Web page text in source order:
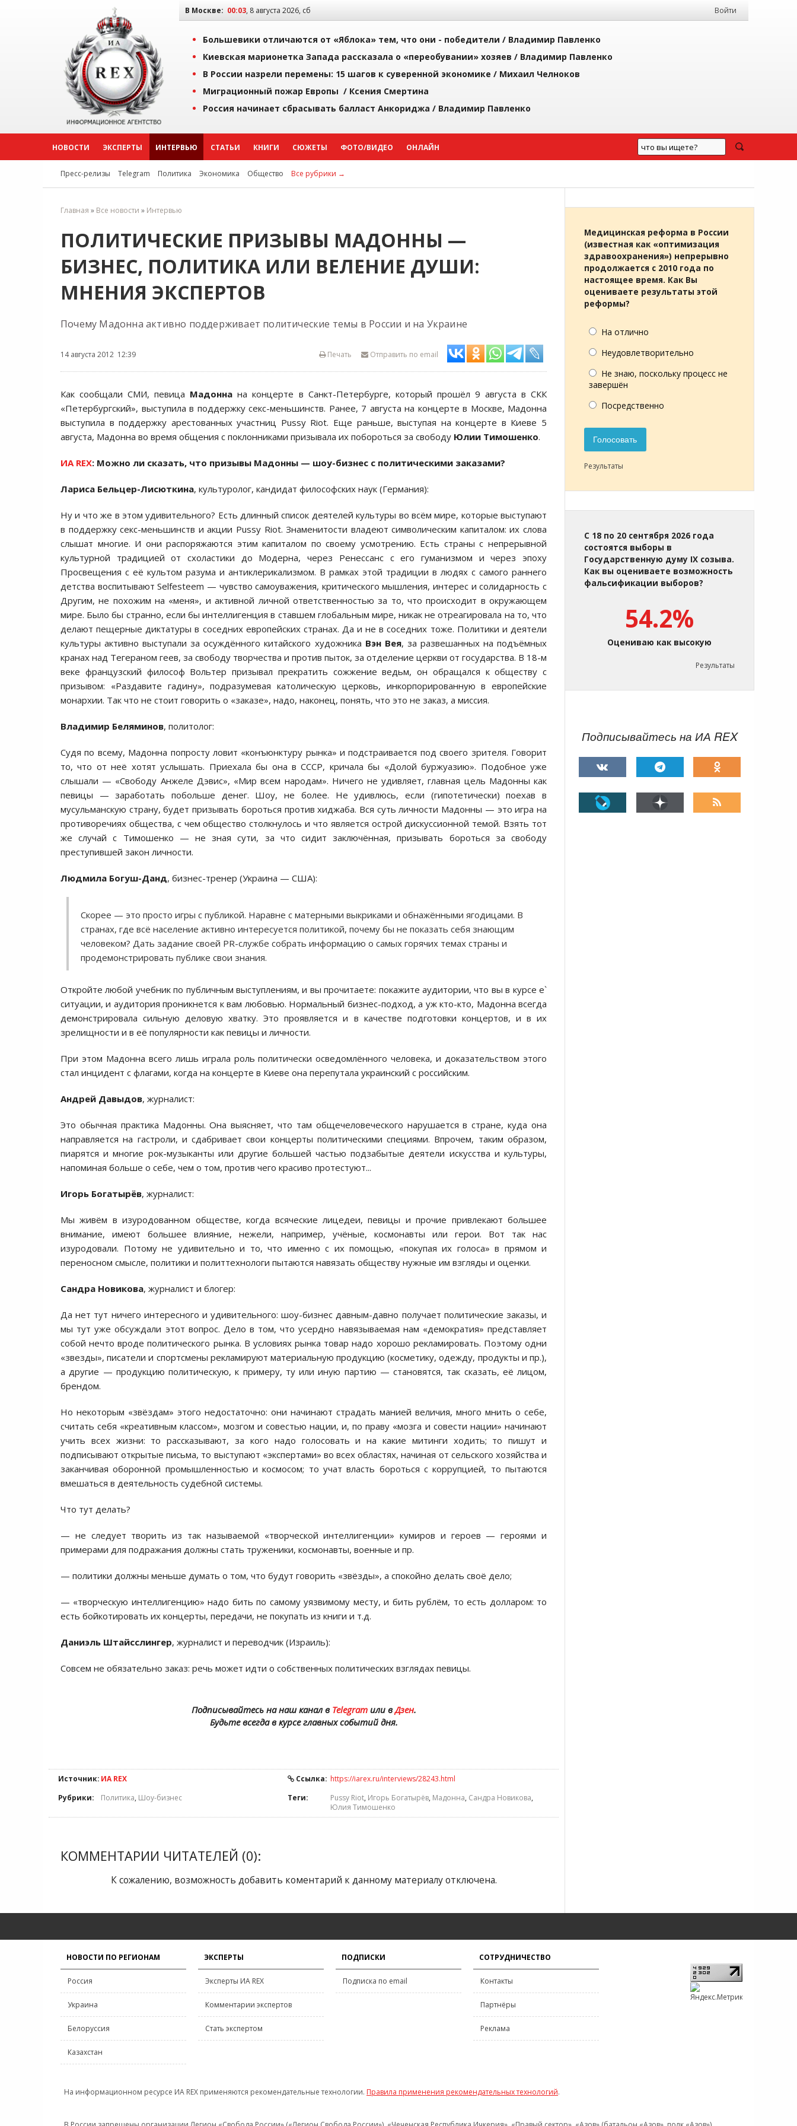
В Москве: 00:03, 8 августа 2026, сб Войти
Большевики отличаются от «Яблока» тем, что они - победители / Владимир Павленко
Киевская марионетка Запада рассказала о «переобувании» хозяев / Владимир Павленко
В России назрели перемены: 15 шагов к суверенной экономике / Михаил Челноков
Миграционный пожар Европы / Ксения Смертина
Россия начинает сбрасывать балласт Анкориджа / Владимир Павленко
НОВОСТИ ЭКСПЕРТЫ ИНТЕРВЬЮ СТАТЬИ КНИГИ СЮЖЕТЫ ФОТО/ВИДЕО ОНЛАЙН
Пресс-релизы Telegram Политика Экономика Общество Все рубрики →
Главная » Все новости » Интервью
ПОЛИТИЧЕСКИЕ ПРИЗЫВЫ МАДОННЫ —
БИЗНЕС, ПОЛИТИКА ИЛИ ВЕЛЕНИЕ ДУШИ:
МНЕНИЯ ЭКСПЕРТОВ
Почему Мадонна активно поддерживает политические темы в России и на Украине
14 августа 2012 12:39 Отправить по email
Печать
Как сообщали СМИ, певица Мадонна на концерте в Санкт-Петербурге, который прошёл 9 августа в СКК
«Петербургский», выступила в поддержку секс-меньшинств. Ранее, 7 августа на концерте в Москве, Мадонна
выступила в поддержку арестованных участниц Pussy Riot. Еще раньше, выступая на концерте в Киеве 5
августа, Мадонна во время общения с поклонниками призывала их побороться за свободу Юлии Тимошенко.
ИА REX: Можно ли сказать, что призывы Мадонны — шоу-бизнес с политическими заказами?
Лариса Бельцер-Лисюткина, культуролог, кандидат философских наук (Германия):
Ну и что же в этом удивительного? Есть длинный список деятелей культуры во всём мире, которые выступают
в поддержку секс-меньшинств и акции Pussy Riot. Знаменитости владеют символическим капиталом: их слова
слышат многие. И они распоряжаются этим капиталом по своему усмотрению. Есть страны с непрерывной
культурной традицией от схоластики до Модерна, через Ренессанс с его гуманизмом и через эпоху
Просвещения с её культом разума и антиклерикализмом. В рамках этой традиции в людях с самого раннего
детства воспитывают Selfesteem — чувство самоуважения, критического мышления, интерес и солидарность с
Другим, не похожим на «меня», и активной личной ответственностью за то, что происходит в окружающем
мире. Было бы странно, если бы интеллигенция в ставшем глобальным мире, никак не отреагировала на то, что
делают пещерные диктатуры в соседних европейских странах. Да и не в соседних тоже. Политики и деятели
культуры активно выступали за осуждённого китайского художника Вэн Вея, за развешанных на подъёмных
кранах над Тегераном геев, за свободу творчества и против пыток, за отделение церкви от государства. В 18-м
веке французский философ Вольтер призывал прекратить сожжение ведьм, он обращался к обществу с
призывом: «Раздавите гадину», подразумевая католическую церковь, инкорпорированную в европейские
монархии. Так что не стоит говорить о «заказе», надо, наконец, понять, что это не заказ, а миссия.
Владимир Беляминов, политолог:
Судя по всему, Мадонна попросту ловит «конъюнктуру рынка» и подстраивается под своего зрителя. Говорит
то, что от неё хотят услышать. Приехала бы она в СССР, кричала бы «Долой буржуазию». Подобное уже
слышали — «Свободу Анжеле Дэвис», «Мир всем народам». Ничего не удивляет, главная цель Мадонны как
певицы — заработать побольше денег. Шоу, не более. Не удивлюсь, если (гипотетически) поехав в
мусульманскую страну, будет призывать бороться против хиджаба. Вся суть личности Мадонны — это игра на
противоречиях общества, с чем общество столкнулось и что является острой дискуссионной темой. Взять тот
же случай с Тимошенко — не зная сути, за что сидит заключённая, призывать бороться за свободу
преступившей закон личности.
Людмила Богуш-Данд, бизнес-тренер (Украина — США):
Скорее — это просто игры с публикой. Наравне с матерными выкриками и обнажёнными ягодицами. В
странах, где всё население активно интересуется политикой, почему бы не показать себя знающим
человеком? Дать задание своей PR-службе собрать информацию о самых горячих темах страны и
продемонстрировать публике свои знания.
Откройте любой учебник по публичным выступлениям, и вы прочитаете: покажите аудитории, что вы в курсе е`
ситуации, и аудитория проникнется к вам любовью. Нормальный бизнес-подход, а уж кто-кто, Мадонна всегда
демонстрировала сильную деловую хватку. Это проявляется и в качестве подготовки концертов, и в их
зрелищности и в её популярности как певицы и личности.
При этом Мадонна всего лишь играла роль политически осведомлённого человека, и доказательством этого
стал инцидент с флагами, когда на концерте в Киеве она перепутала украинский с российским.
Андрей Давыдов, журналист:
Это обычная практика Мадонны. Она выясняет, что там общечеловеческого нарушается в стране, куда она
направляется на гастроли, и сдабривает свои концерты политическими специями. Впрочем, таким образом,
пиарятся и многие рок-музыканты или другие большей частью подзабытые деятели искусства и культуры,
напоминая больше о себе, чем о том, против чего красиво протестуют...
Игорь Богатырёв, журналист:
Мы живём в изуродованном обществе, когда всяческие лицедеи, певицы и прочие привлекают большее
внимание, имеют большее влияние, нежели, например, учёные, космонавты или герои. Вот так нас
изуродовали. Потому не удивительно и то, что именно с их помощью, «покупая их голоса» в прямом и
переносном смысле, политики и политтехнологи пытаются навязать обществу нужные им взгляды и оценки.
Сандра Новикова, журналист и блогер:
Да нет тут ничего интересного и удивительного: шоу-бизнес давным-давно получает политические заказы, и
мы тут уже обсуждали этот вопрос. Дело в том, что усердно навязываемая нам «демократия» представляет
собой нечто вроде политического рынка. В условиях рынка товар надо хорошо рекламировать. Поэтому одни
«звезды», писатели и спортсмены рекламируют материальную продукцию (косметику, одежду, продукты и пр.),
а другие — продукцию политическую, к примеру, ту или иную партию — становятся, так сказать, её лицом,
брендом.
Но некоторым «звёздам» этого недостаточно: они начинают страдать манией величия, много мнить о себе,
считать себя «креативным классом», мозгом и совестью нации, и, по праву «мозга и совести нации» начинают
учить всех жизни: то рассказывают, за кого надо голосовать и на какие митинги ходить; то пишут и
подписывают открытые письма, то выступают «экспертами» во всех областях, начиная от сельского хозяйства и
заканчивая оборонной промышленностью и космосом; то учат власть бороться с коррупцией, то пытаются
вмешаться в деятельность судебной системы.
Что тут делать?
— не следует творить из так называемой «творческой интеллигенции» кумиров и героев — героями и
примерами для подражания должны стать труженики, космонавты, военные и пр.
— политики должны меньше думать о том, что будут говорить «звёзды», а спокойно делать своё дело;
— «творческую интеллигенцию» надо бить по самому уязвимому месту, и бить рублём, то есть долларом: то
есть бойкотировать их концерты, передачи, не покупать из книги и т.д.
Даниэль Штайсслингер, журналист и переводчик (Израиль):
Совсем не обязательно заказ: речь может идти о собственных политических взглядах певицы.
Подписывайтесь на наш канал в Telegramили вДзен.
Будьте всегда в курсе главных событий дня.
Источник: ИА REX Ссылка: https://iarex.ru/interviews/28243.html
Рубрики:
Политика, Шоу-бизнес Теги: Pussy Riot, Игорь Богатырёв, Мадонна, Сандра Новикова,
Юлия Тимошенко
КОММЕНТАРИИ ЧИТАТЕЛЕЙ (0):
К сожалению, возможность добавить коментарий к данному материалу отключена.
Медицинская реформа в России
(известная как «оптимизация
здравоохранения») непрерывно
продолжается с 2010 года по
настоящее время. Как Вы
оцениваете результаты этой
реформы?
На отлично
Неудовлетворительно
Не знаю, поскольку процесс не
завершён
Посредственно
Голосовать
Результаты
С 18 по 20 сентября 2026 года
состоятся выборы в
Государственную думу IX созыва.
Как вы оцениваете возможность
фальсификации выборов?
54.2%
Оцениваю как высокую
Результаты
Подписывайтесь на ИА REX
НОВОСТИ ПО РЕГИОНАМ
Россия
Украина
Белоруссия
Казахстан
ЭКСПЕРТЫ
Эксперты ИА REX
Комментарии экспертов
Стать экспертом
ПОДПИСКИ
Подписка по email
СОТРУДНИЧЕСТВО
Контакты
Партнёры
Реклама
На информационном ресурсе ИА REX применяются рекомендательные технологии. Правила применения рекомендательных технологий.